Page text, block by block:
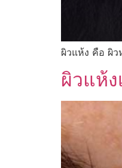
ผิวแห้ง คือ ผิ
ผิวแห้